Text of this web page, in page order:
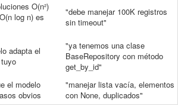
O(n²)
log n) es
"debe manejar 100K registros
sin timeout"
adapta el
"ya tenemos una clase
BaseRepository con método
get_by_id"
el modelo
obvios
"manejar lista vacía, elementos
con None, duplicados"